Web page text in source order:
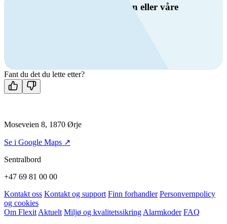
Har du spørsmål om ventilasjon eller våre
Kontakt oss
Fant du det du lette etter?
Moseveien 8, 1870 Ørje
Se i Google Maps ↗
Sentralbord
+47 69 81 00 00
Kontakt oss Kontakt og support Finn forhandler Personvernpolicy
og cookies
Om Flexit Aktuelt Miljø og kvalitetssikring Alarmkoder FAQ